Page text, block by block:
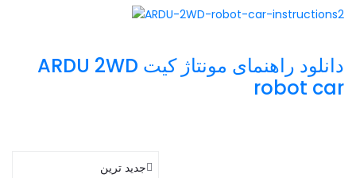
‫دانلود راهنمای مونتاژ کیت ARDU 2WD
robot car
جدید ترین